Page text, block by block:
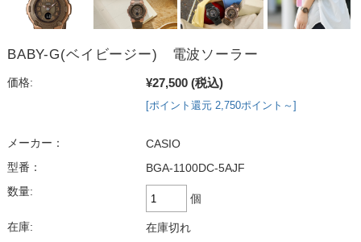
BABY-G(ベイビージー) 電波ソーラー
価格: ¥27,500 (税込)
[ポイント還元 2,750ポイント～]
メーカー：
CASIO
型番：
BGA-1100DC-5AJF
数量:
個
在庫: 在庫切れ